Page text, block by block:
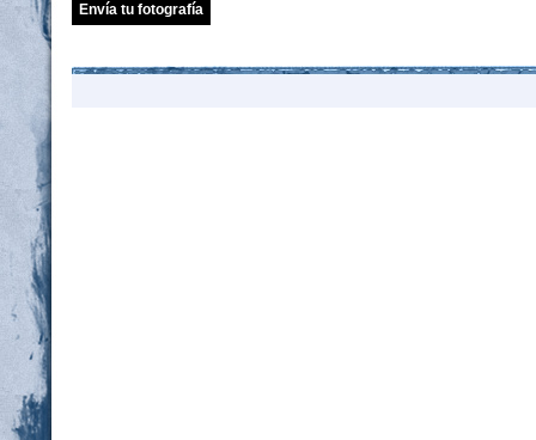
Envía tu fotografía